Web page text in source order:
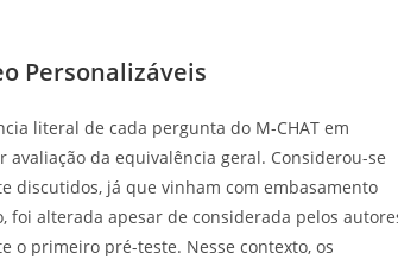
Personalizáveis
literal de cada pergunta do M-CHAT em
da equivalência geral. Considerou-se
discutidos, já que vinham com embasamento
foi alterada apesar de considerada pelos
o primeiro pré-teste. Nesse contexto, os